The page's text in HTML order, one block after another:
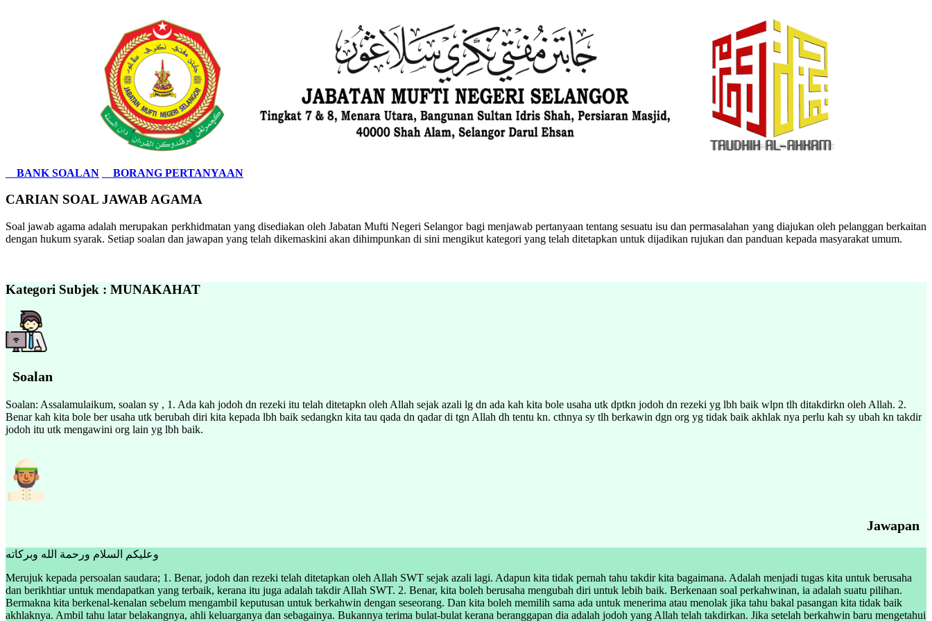
BANK SOALAN BORANG PERTANYAAN
CARIAN SOAL JAWAB AGAMA
Soal jawab agama adalah merupakan perkhidmatan yang disediakan oleh Jabatan Mufti Negeri Selangor bagi menjawab pertanyaan tentang sesuatu isu dan permasalahan yang diajukan oleh pelanggan berkaitan
dengan hukum syarak. Setiap soalan dan jawapan yang telah dikemaskini akan dihimpunkan di sini mengikut kategori yang telah ditetapkan untuk dijadikan rujukan dan panduan kepada masyarakat umum.
Kategori Subjek : MUNAKAHAT
Soalan
Soalan: Assalamulaikum, soalan sy , 1. Ada kah jodoh dn rezeki itu telah ditetapkn oleh Allah sejak azali lg dn ada kah kita bole usaha utk dptkn jodoh dn rezeki yg lbh baik wlpn tlh ditakdirkn oleh Allah. 2.
Benar kah kita bole ber usaha utk berubah diri kita kepada lbh baik sedangkn kita tau qada dn qadar di tgn Allah dh tentu kn. cthnya sy tlh berkawin dgn org yg tidak baik akhlak nya perlu kah sy ubah kn takdir
jodoh itu utk mengawini org lain yg lbh baik.
Jawapan
وعليكم السلام ورحمة الله وبركاته
Merujuk kepada persoalan saudara; 1. Benar, jodoh dan rezeki telah ditetapkan oleh Allah SWT sejak azali lagi. Adapun kita tidak pernah tahu takdir kita bagaimana. Adalah menjadi tugas kita untuk berusaha
dan berikhtiar untuk mendapatkan yang terbaik, kerana itu juga adalah takdir Allah SWT. 2. Benar, kita boleh berusaha mengubah diri untuk lebih baik. Berkenaan soal perkahwinan, ia adalah suatu pilihan.
Bermakna kita berkenal-kenalan sebelum mengambil keputusan untuk berkahwin dengan seseorang. Dan kita boleh memilih sama ada untuk menerima atau menolak jika tahu bakal pasangan kita tidak baik
akhlaknya. Ambil tahu latar belakangnya, ahli keluarganya dan sebagainya. Bukannya terima bulat-bulat kerana beranggapan dia adalah jodoh yang Allah telah takdirkan. Jika setelah berkahwin baru mengetahui